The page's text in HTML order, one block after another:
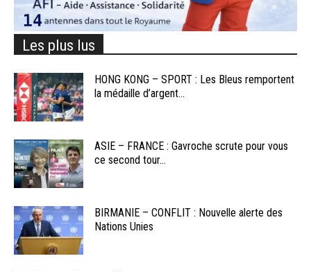
Les plus lus
HONG KONG – SPORT : Les Bleus remportent
la médaille d’argent...
ASIE – FRANCE : Gavroche scrute pour vous
ce second tour...
BIRMANIE – CONFLIT : Nouvelle alerte des
Nations Unies